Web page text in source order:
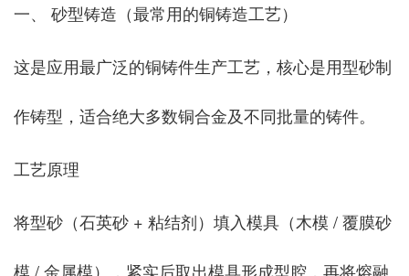
一、 砂型铸造（最常用的铜铸造工艺）
这是应用最广泛的铜铸件生产工艺，核心是用型砂制
作铸型，适合绝大多数铜合金及不同批量的铸件。
工艺原理
将型砂（石英砂 + 粘结剂）填入模具（木模 / 覆膜砂
模 / 金属模），紧实后取出模具形成型腔，再将熔融